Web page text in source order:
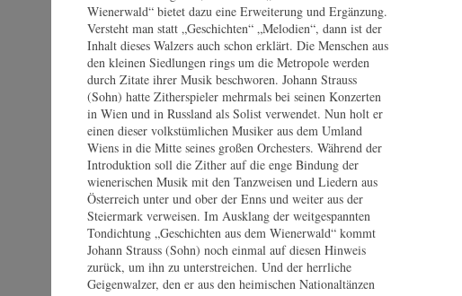
Wienerwald“ bietet dazu eine Erweiterung und Ergänzung.
Versteht man statt „Geschichten“ „Melodien“, dann ist der
Inhalt dieses Walzers auch schon erklärt. Die Menschen aus
den kleinen Siedlungen rings um die Metropole werden
durch Zitate ihrer Musik beschworen. Johann Strauss
(Sohn) hatte Zitherspieler mehrmals bei seinen Konzerten
in Wien und in Russland als Solist verwendet. Nun holt er
einen dieser volkstümlichen Musiker aus dem Umland
Wiens in die Mitte seines großen Orchesters. Während der
Introduktion soll die Zither auf die enge Bindung der
wienerischen Musik mit den Tanzweisen und Liedern aus
Österreich unter und ober der Enns und weiter aus der
Steiermark verweisen. Im Ausklang der weitgespannten
Tondichtung „Geschichten aus dem Wienerwald“ kommt
Johann Strauss (Sohn) noch einmal auf diesen Hinweis
zurück, um ihn zu unterstreichen. Und der herrliche
Geigenwalzer, den er aus den heimischen NationaltänzenDieses Konzert wurde